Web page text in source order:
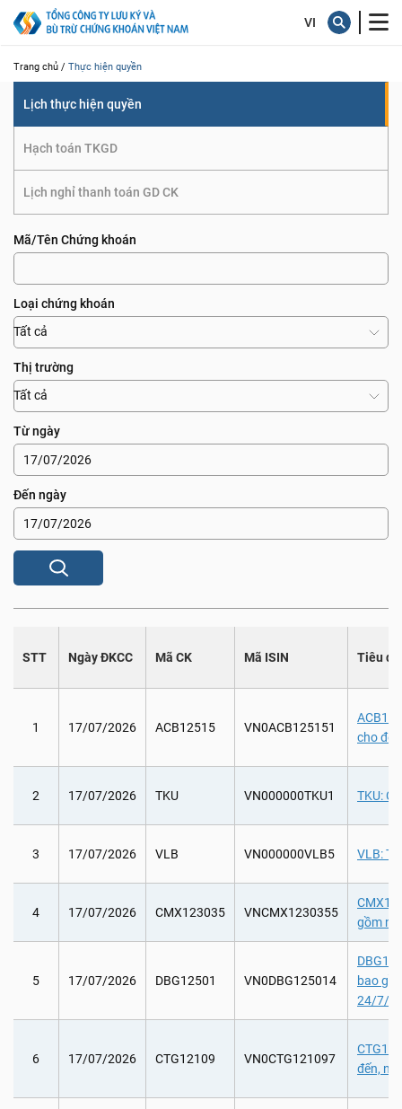
Trang chủ / Thực hiện quyền
Lịch thực hiện quyền
Hạch toán TKGD
Lịch nghỉ thanh toán GD CK
Mã/Tên Chứng khoán
Loại chứng khoán
Tất cả
Thị trường
Tất cả
Từ ngày
Đến ngày
STT Ngày ĐKCC Mã CK Mã ISIN Tiêu đề
1 17/07/2026 ACB12515 VN0ACB125151
cho
2 17/07/2026 TKU VN000000TKU1 TKU:
3 17/07/2026 VLB VN000000VLB5 VLB:
4 17/07/2026 CMX123035 VNCMX1230355
gồm
5 17/07/2026 DBG12501 VN0DBG125014
bao
24/7/
6 17/07/2026 CTG12109 VN0CTG121097
đến,